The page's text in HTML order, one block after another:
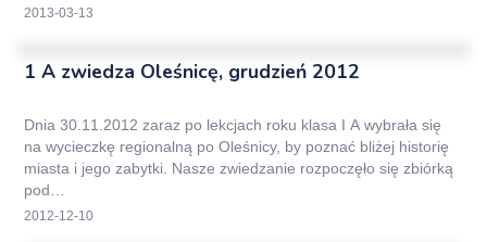
2013-03-13
1 A zwiedza Oleśnicę, grudzień 2012
Dnia 30.11.2012 zaraz po lekcjach roku klasa I A wybrała się
na wycieczkę regionalną po Oleśnicy, by poznać bliżej historię
miasta i jego zabytki. Nasze zwiedzanie rozpoczęło się zbiórką
pod…
2012-12-10